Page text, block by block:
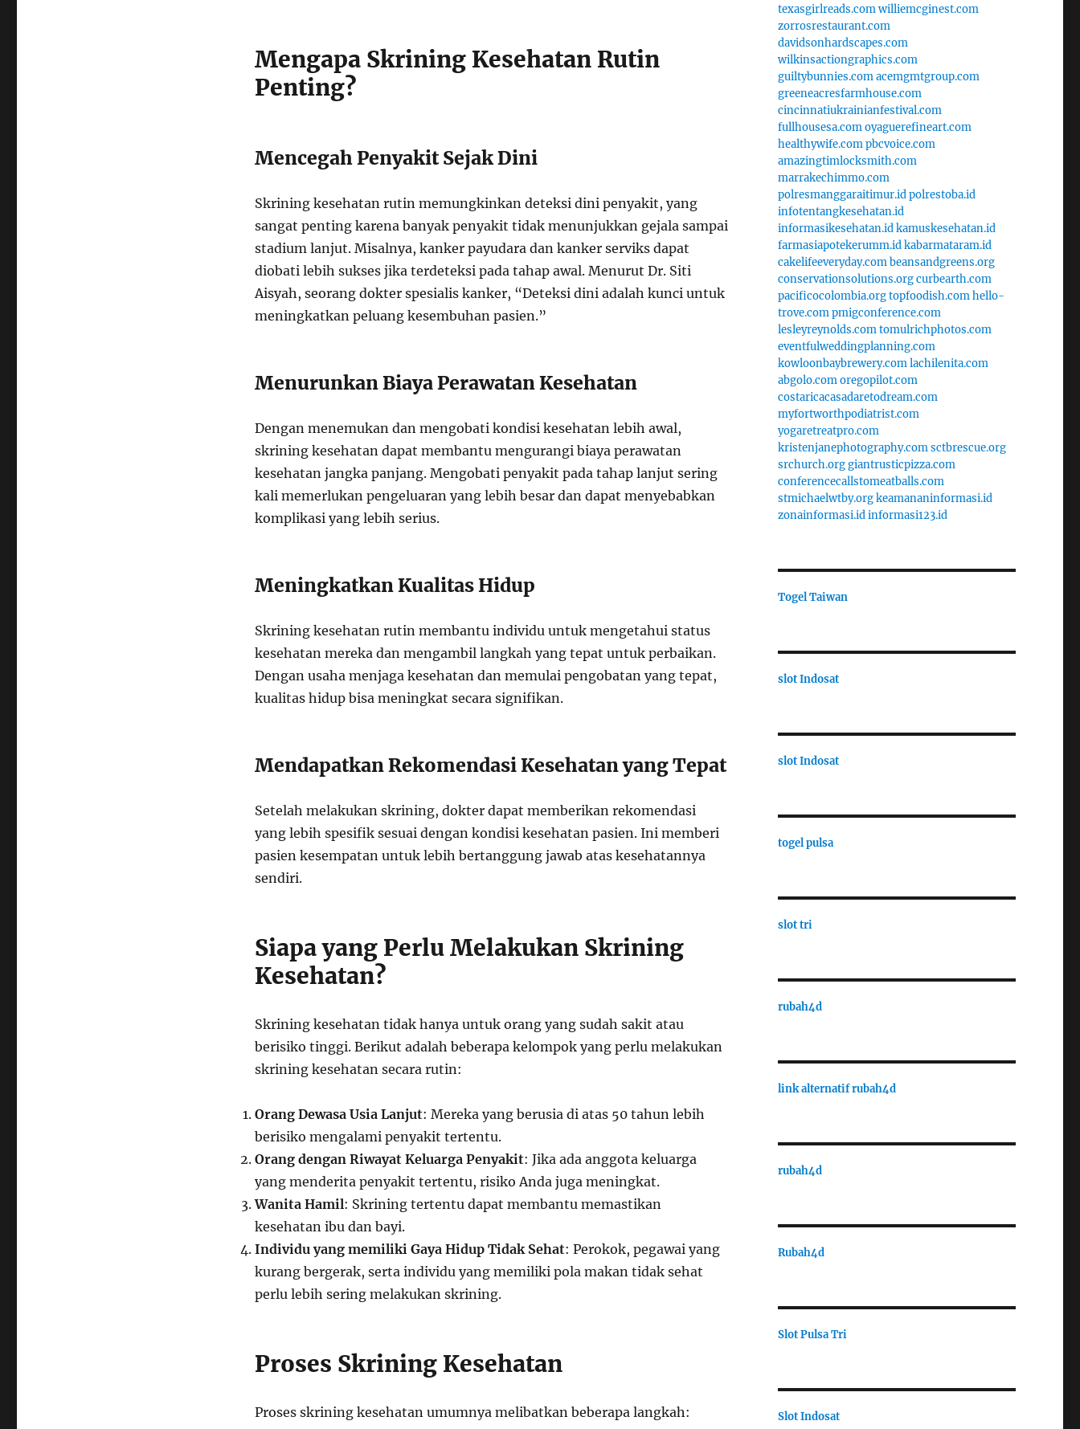
Mengapa Skrining Kesehatan Rutin
Penting?
Mencegah Penyakit Sejak Dini
Skrining kesehatan rutin memungkinkan deteksi dini penyakit, yang
sangat penting karena banyak penyakit tidak menunjukkan gejala sampai
stadium lanjut. Misalnya, kanker payudara dan kanker serviks dapat
diobati lebih sukses jika terdeteksi pada tahap awal. Menurut Dr. Siti
Aisyah, seorang dokter spesialis kanker, “Deteksi dini adalah kunci untuk
meningkatkan peluang kesembuhan pasien.”
Menurunkan Biaya Perawatan Kesehatan
Dengan menemukan dan mengobati kondisi kesehatan lebih awal,
skrining kesehatan dapat membantu mengurangi biaya perawatan
kesehatan jangka panjang. Mengobati penyakit pada tahap lanjut sering
kali memerlukan pengeluaran yang lebih besar dan dapat menyebabkan
komplikasi yang lebih serius.
Meningkatkan Kualitas Hidup
Skrining kesehatan rutin membantu individu untuk mengetahui status
kesehatan mereka dan mengambil langkah yang tepat untuk perbaikan.
Dengan usaha menjaga kesehatan dan memulai pengobatan yang tepat,
kualitas hidup bisa meningkat secara signifikan.
Mendapatkan Rekomendasi Kesehatan yang Tepat
Setelah melakukan skrining, dokter dapat memberikan rekomendasi
yang lebih spesifik sesuai dengan kondisi kesehatan pasien. Ini memberi
pasien kesempatan untuk lebih bertanggung jawab atas kesehatannya
sendiri.
Siapa yang Perlu Melakukan Skrining
Kesehatan?
Skrining kesehatan tidak hanya untuk orang yang sudah sakit atau
berisiko tinggi. Berikut adalah beberapa kelompok yang perlu melakukan
skrining kesehatan secara rutin:
Orang Dewasa Usia Lanjut: Mereka yang berusia di atas 50 tahun lebih
berisiko mengalami penyakit tertentu.
Orang dengan Riwayat Keluarga Penyakit: Jika ada anggota keluarga
yang menderita penyakit tertentu, risiko Anda juga meningkat.
Wanita Hamil: Skrining tertentu dapat membantu memastikan
kesehatan ibu dan bayi.
Individu yang memiliki Gaya Hidup Tidak Sehat: Perokok, pegawai yang
kurang bergerak, serta individu yang memiliki pola makan tidak sehat
perlu lebih sering melakukan skrining.
Proses Skrining Kesehatan
Proses skrining kesehatan umumnya melibatkan beberapa langkah:
texasgirlreads.comwilliemcginest.com
zorrosrestaurant.com
davidsonhardscapes.com
wilkinsactiongraphics.com
guiltybunnies.comacemgmtgroup.com
greeneacresfarmhouse.com
cincinnatiukrainianfestival.com
fullhousesa.comoyaguerefineart.com
healthywife.compbcvoice.com
amazingtimlocksmith.com
marrakechimmo.com
polresmanggaraitimur.idpolrestoba.id
infotentangkesehatan.id
informasikesehatan.idkamuskesehatan.id
farmasiapotekerumm.idkabarmataram.id
cakelifeeveryday.combeansandgreens.org
conservationsolutions.orgcurbearth.com
pacificocolombia.orgtopfoodish.comhello-
trove.compmigconference.com
lesleyreynolds.comtomulrichphotos.com
eventfulweddingplanning.com
kowloonbaybrewery.comlachilenita.com
abgolo.comoregopilot.com
costaricacasadaretodream.com
myfortworthpodiatrist.com
yogaretreatpro.com
kristenjanephotography.comsctbrescue.org
srchurch.orggiantrusticpizza.com
conferencecallstomeatballs.com
stmichaelwtby.orgkeamananinformasi.id
zonainformasi.idinformasi123.id
Togel Taiwan
slot Indosat
slot Indosat
togel pulsa
slot tri
rubah4d
link alternatif rubah4d
rubah4d
Rubah4d
Slot Pulsa Tri
Slot Indosat